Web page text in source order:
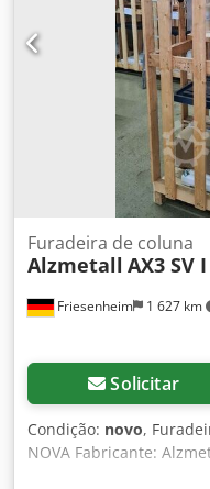
infinitamente variável ,
bem conservada AB 35
MK4 Alcance 300 mm
Ag Njwa Velocidade do
escalonamento
transmissão
mm em ferro fundido
Altura 1,87 m Peso 430
em dinheiro
Friesenheim 1 627 km
Furadeira de coluna
Alzmetall AX3 SV
Solicitar
Condição: novo,
NOVA Fabricante:
Capacidade de